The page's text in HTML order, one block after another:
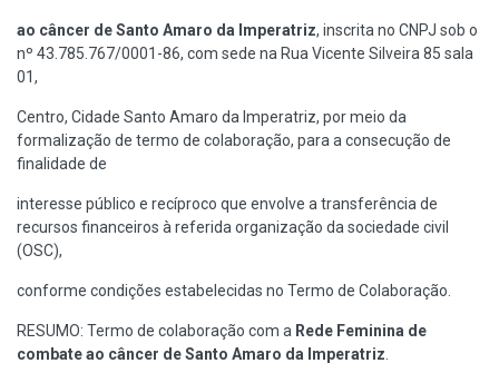
ao câncer de Santo Amaro da Imperatriz, inscrita no CNPJ sob o
nº 43.785.767/0001-86, com sede na Rua Vicente Silveira 85 sala
01,
Centro, Cidade Santo Amaro da Imperatriz, por meio da
formalização de termo de colaboração, para a consecução de
finalidade de
interesse público e recíproco que envolve a transferência de
recursos financeiros à referida organização da sociedade civil
(OSC),
conforme condições estabelecidas no Termo de Colaboração.
RESUMO: Termo de colaboração com a Rede Feminina de
combate ao câncer de Santo Amaro da Imperatriz